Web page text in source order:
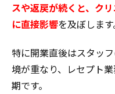
スや返戻が続くと、ク
に直接影響を及ぼします
特に開業直後はスタッ
境が重なり、レセプト
期です。